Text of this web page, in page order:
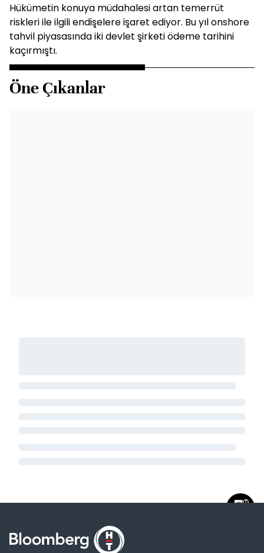
Hükümetin konuya müdahalesi artan temerrüt
riskleri ile ilgili endişelere işaret ediyor. Bu yıl onshore
tahvil piyasasında iki devlet şirketi ödeme tarihini
kaçırmıştı.
Öne Çıkanlar